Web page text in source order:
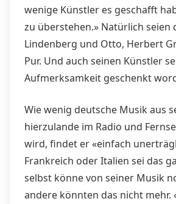
wenige Künstler es geschafft
zu überstehen.» Natürlich seien
Lindenberg und Otto, Herbert
Pur. Und auch seinen Künstler
Aufmerksamkeit geschenkt
Wie wenig deutsche Musik aus
hierzulande im Radio und
wird, findet er «einfach
Frankreich oder Italien sei das
selbst könne von seiner Musik
andere könnten das nicht mehr.